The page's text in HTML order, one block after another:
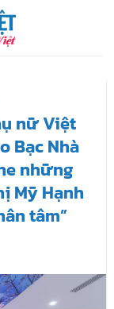
nữ Việt
Bạc Nhà
những
Mỹ Hạnh
tâm”